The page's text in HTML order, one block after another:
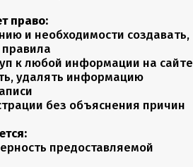
право:
и необходимости создавать,
к любой информации на сайте
удалять информацию
без объяснения причин
предоставляемой